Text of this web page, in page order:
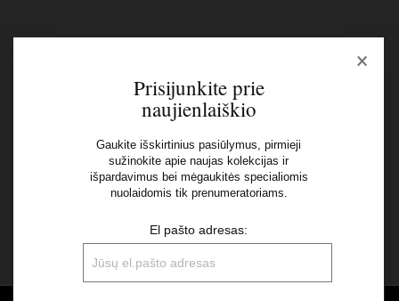
Naujienlaiškis
Aš perskaičiau ir sutinku su Privatumo Politikos
×
Prisijunkite prie
naujienlaiškio
Gaukite išskirtinius pasiūlymus, pirmieji
sužinokite apie naujas kolekcijas ir
išpardavimus bei mėgaukitės specialiomis
nuolaidomis tik prenumeratoriams.
El pašto adresas: